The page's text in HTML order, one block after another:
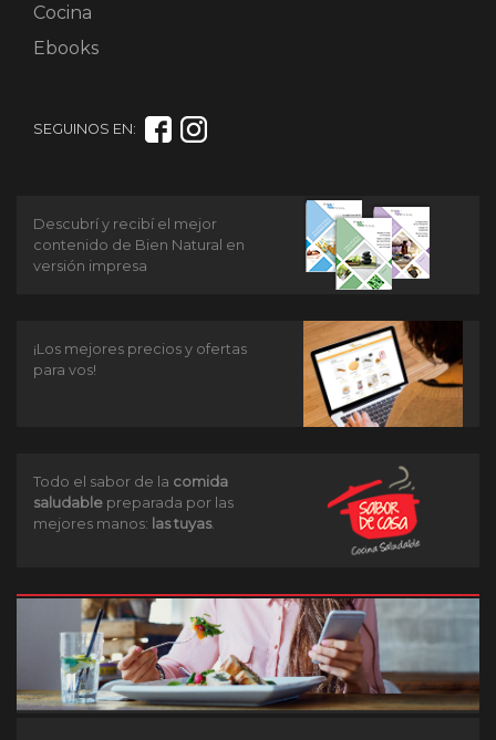
Cocina
Ebooks
SEGUINOS EN:
Descubrí y recibí el mejor
contenido de Bien Natural en
versión impresa
¡Los mejores precios y ofertas
para vos!
Todo el sabor de la comida
saludable preparada por las
mejores manos: las tuyas.